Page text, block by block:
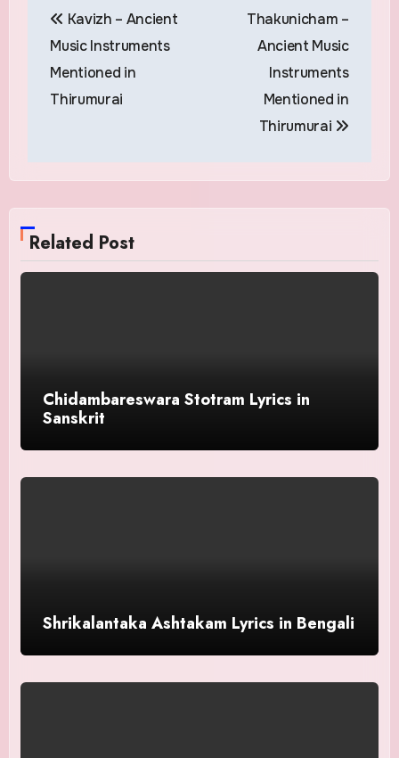
navigation
Kavizh – Ancient
Music Instruments
Mentioned in
Thirumurai
Thakunicham –
Ancient Music
Instruments
Mentioned in
Thirumurai
Related Post
Chidambareswara Stotram Lyrics in
Sanskrit
Shrikalantaka Ashtakam Lyrics in Bengali